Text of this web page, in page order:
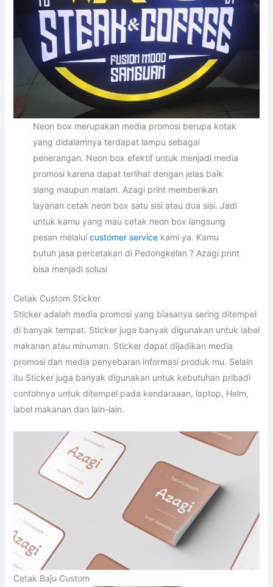
Neon box merupakan media promosi berupa kotak
yang didalamnya terdapat lampu sebagai
penerangan. Neon box efektif untuk menjadi media
promosi karena dapat terlihat dengan jelas baik
siang maupun malam. Azagi print memberikan
layanan cetak neon box satu sisi atau dua sisi. Jadi
untuk kamu yang mau cetak neon box langsung
pesan melalui customer servicekami ya. Kamu
butuh jasa percetakan di Pedongkelan ? Azagi print
bisa menjadi solusi
Cetak Custom Sticker
Sticker adalah media promosi yang biasanya sering ditempel
di banyak tempat. Sticker juga banyak digunakan untuk label
makanan atau minuman. Sticker dapat dijadikan media
promosi dan media penyebaran informasi produk mu. Selain
itu Sticker juga banyak digunakan untuk kebutuhan pribadi
contohnya untuk ditempel pada kendaraaan, laptop, Helm,
label makanan dan lain-lain.
Cetak Baju Custom